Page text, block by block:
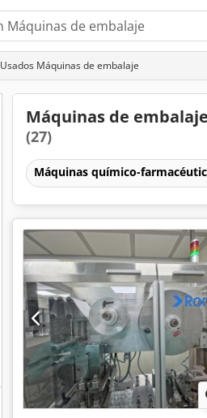
Usados Máquinas de embalaje
Máquinas de
(27)
Máquinas químico-